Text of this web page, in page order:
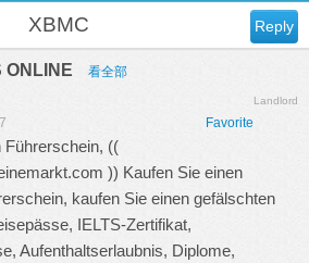
Reply
XBMC
ONLINE 看全部
Landlord
Favorite
Führerschein, ((
)) Kaufen Sie einen
kaufen Sie einen gefälschten
IELTS-Zertifikat,
Aufenthaltserlaubnis, Diplome,